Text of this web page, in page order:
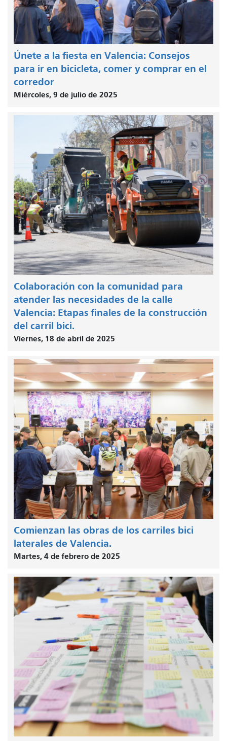
Únete a la fiesta en Valencia: Consejos
para ir en bicicleta, comer y comprar en el
corredor
Miércoles, 9 de julio de 2025
Colaboración con la comunidad para
atender las necesidades de la calle
Valencia: Etapas finales de la construcción
del carril bici.
Viernes, 18 de abril de 2025
Comienzan las obras de los carriles bici
laterales de Valencia.
Martes, 4 de febrero de 2025